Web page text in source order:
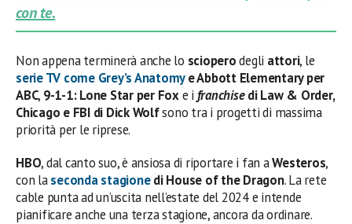
con te.
Non appena terminerà anche lo scioperodegli attori, le
serie TV come Grey’s Anatomye Abbott Elementary per
ABC, 9-1-1: Lone Star per Foxe i franchisedi Law & Order,
Chicago e FBI di Dick Wolfsono tra i progetti di massima
priorità per le riprese.
HBO, dal canto suo, è ansiosa di riportare i fan aWesteros,
con la seconda stagionedi House of the Dragon. La rete
cable punta ad un’uscita nell’estate del 2024 e intende
pianificare anche una terza stagione, ancora da ordinare.